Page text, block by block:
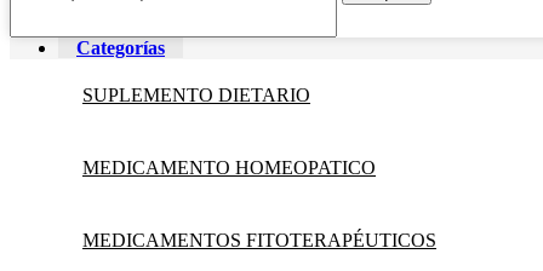
Categorías
SUPLEMENTO DIETARIO
MEDICAMENTO HOMEOPATICO
MEDICAMENTOS FITOTERAPÉUTICOS